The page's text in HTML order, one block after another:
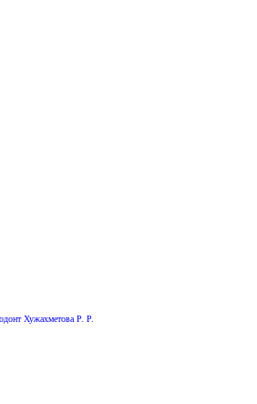
Хужахметова Р. Р.